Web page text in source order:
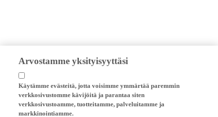
Arvostamme yksityisyyttäsi
Käytämme evästeitä, jotta voisimme ymmärtää paremmin
verkkosivustomme kävijöitä ja parantaa siten
verkkosivustoamme, tuotteitamme, palveluitamme ja
markkinointiamme.